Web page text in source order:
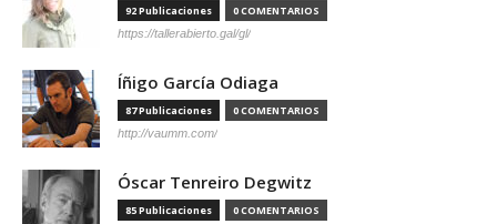
92 Publicaciones 0 COMENTARIOS
https://tallerabierto.gal/gl/
Íñigo García Odiaga
87 Publicaciones 0 COMENTARIOS
http://vaumm.com/
Óscar Tenreiro Degwitz
85 Publicaciones 0 COMENTARIOS